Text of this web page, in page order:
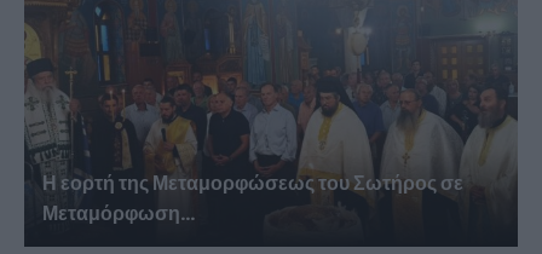
Η εορτή της Μεταμορφώσεως του Σωτήρος σε
Μεταμόρφωση...